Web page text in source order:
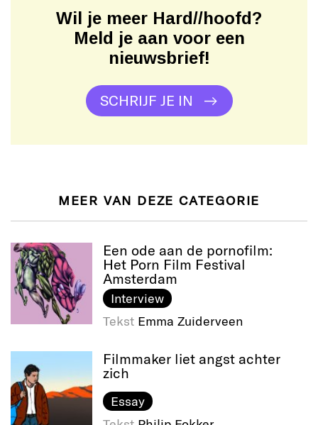
Wil je meer Hard//hoofd?
Meld je aan voor een
nieuwsbrief!
SCHRIJF JE IN
MEER VAN DEZE CATEGORIE
Een ode aan de pornofilm:
Het Porn Film Festival
Amsterdam
Interview
Tekst Emma Zuiderveen
Filmmaker liet angst achter
zich
Essay